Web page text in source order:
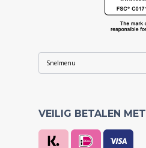
VEILIG BETALEN MET